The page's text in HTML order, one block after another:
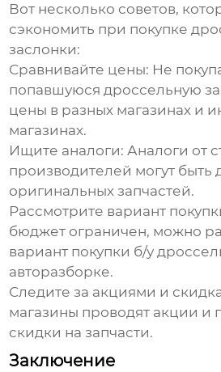
Вот несколько советов,
сэкономить при покупке
заслонки:
Сравнивайте цены: Не
попавшуюся дроссельную
цены в разных магазинах и
магазинах.
Ищите аналоги: Аналоги от
производителей могут быть
оригинальных запчастей.
Рассмотрите вариант
бюджет ограничен, можно
вариант покупки б/у
авторазборке.
Следите за акциями и
магазины проводят акции и
скидки на запчасти.
Заключение